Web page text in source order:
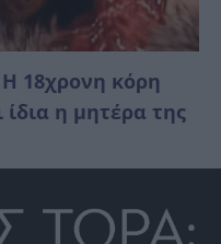
18χρονη κόρη
η μητέρα της